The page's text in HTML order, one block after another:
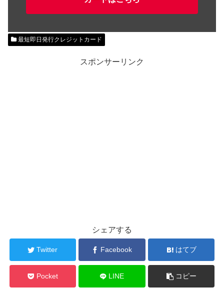
最短即日発行クレジットカード
スポンサーリンク
シェアする
Twitter Facebook はてブ
Pocket LINE コピー